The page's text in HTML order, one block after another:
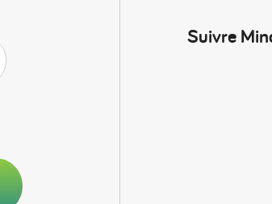
Suivre